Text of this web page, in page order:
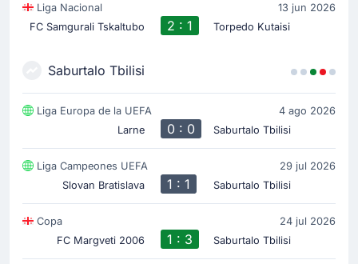
Liga Nacional
13 jun 2026
FC Samgurali Tskaltubo
2 : 1 Torpedo Kutaisi
Saburtalo Tbilisi
Liga Europa de la UEFA
4 ago 2026
Larne
0 : 0 Saburtalo Tbilisi
Liga Campeones UEFA
29 jul 2026
Slovan Bratislava
1 : 1 Saburtalo Tbilisi
Copa
24 jul 2026
FC Margveti 2006
1 : 3 Saburtalo Tbilisi